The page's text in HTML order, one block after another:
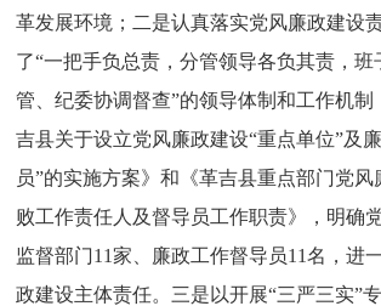
革发展环境；二是认真落实党风廉政建设
了“一把手负总责，分管领导各负其责，班
管、纪委协调督查”的领导体制和工作机制
吉县关于设立党风廉政建设“重点单位”及
员”的实施方案》和《革吉县重点部门党
败工作责任人及督导员工作职责》，明确
监督部门11家、廉政工作督导员11名，进
政建设主体责任。三是以开展“三严三实”